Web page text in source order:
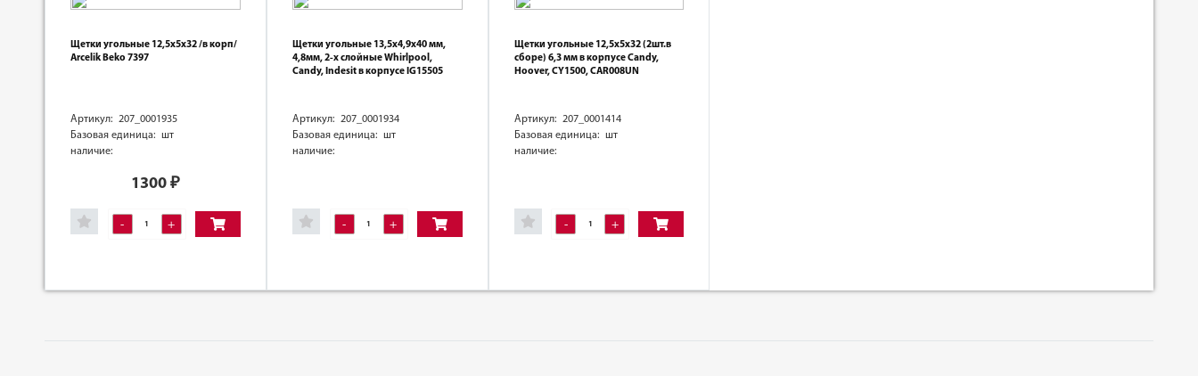
Щетки угольные 12,5х5х32 /в корп/
Arcelik Beko 7397
Артикул: 207_0001935
Базовая единица: шт
наличие:
1300₽
- +
Щетки угольные 13,5х4,9х40 мм,
4,8мм, 2-х слойные Whirlpool,
Candy, Indesit в корпусе IG15505
Артикул: 207_0001934
Базовая единица: шт
наличие:
- +
Щетки угольные 12,5х5х32 (2шт.в
сборе) 6,3 мм в корпусе Candy,
Hoover, CY1500, CAR008UN
Артикул: 207_0001414
Базовая единица: шт
наличие:
- +